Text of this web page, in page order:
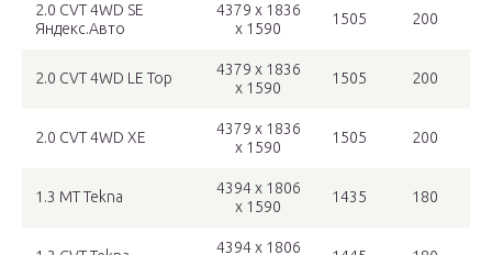
2.0 CVT 4WD SE
Яндекс.Авто
4379 x 1836
x 1590
1505 200
2.0 CVT 4WD LE Top
4379 x 1836
x 1590
1505 200
2.0 CVT 4WD XE
4379 x 1836
x 1590
1505 200
1.3 MT Tekna
4394 x 1806
x 1590
1435 180
4394 x 1806